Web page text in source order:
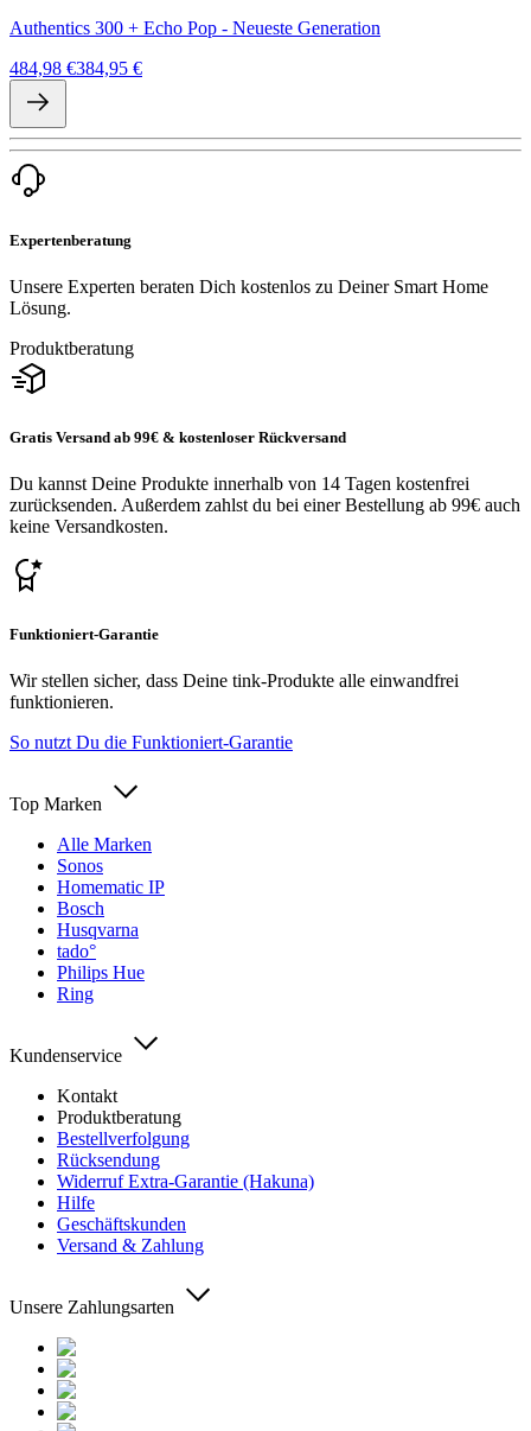
Authentics 300 + Echo Pop - Neueste Generation
484,98 €384,95 €
Expertenberatung
Unsere Experten beraten Dich kostenlos zu Deiner Smart Home
Lösung.
Produktberatung
Gratis Versand ab 99€ & kostenloser Rückversand
Du kannst Deine Produkte innerhalb von 14 Tagen kostenfrei
zurücksenden. Außerdem zahlst du bei einer Bestellung ab 99€ auch
keine Versandkosten.
Funktioniert-Garantie
Wir stellen sicher, dass Deine tink-Produkte alle einwandfrei
funktionieren.
So nutzt Du die Funktioniert-Garantie
Top Marken
Alle Marken
Sonos
Homematic IP
Bosch
Husqvarna
tado°
Philips Hue
Ring
Kundenservice
Kontakt
Produktberatung
Bestellverfolgung
Rücksendung
Widerruf Extra-Garantie (Hakuna)
Hilfe
Geschäftskunden
Versand & Zahlung
Unsere Zahlungsarten